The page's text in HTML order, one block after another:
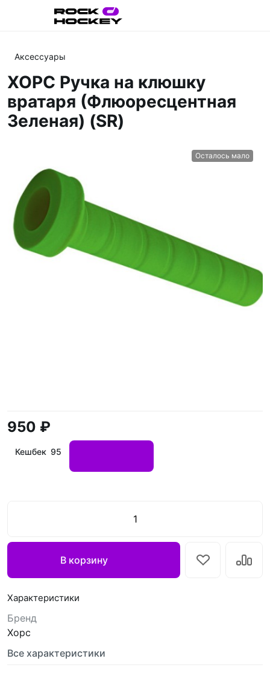
Аксессуары
ХОРС Ручка на клюшку
вратаря (Флюоресцентная
Зеленая) (SR)
Осталось мало
950 ₽
Кешбек 95
В корзину
Характеристики
Бренд
Хорс
Все характеристики